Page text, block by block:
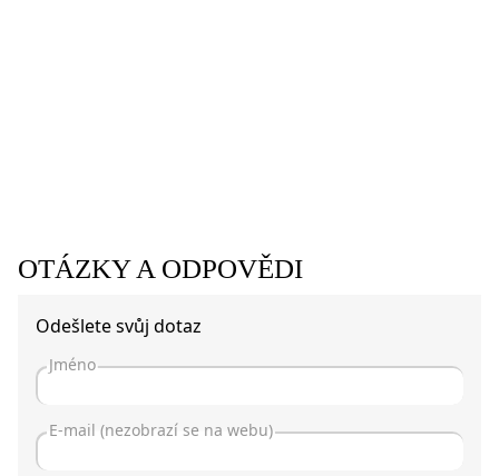
OTÁZKY A ODPOVĚDI
Odešlete svůj dotaz